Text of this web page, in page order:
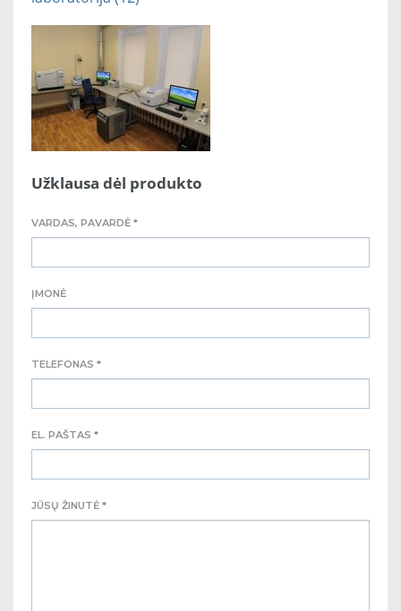
Užklausa dėl produkto
VARDAS, PAVARDĖ *
ĮMONĖ
TELEFONAS *
EL. PAŠTAS *
JŪSŲ ŽINUTĖ *